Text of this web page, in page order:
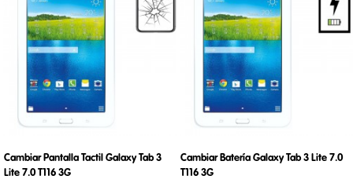
Cambiar Pantalla Tactil Galaxy Tab 3
Lite 7.0 T116 3G
Cambiar Batería Galaxy Tab 3 Lite 7.0
T116 3G